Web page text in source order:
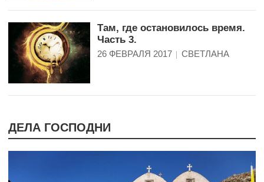
Там, где остановилось время.
Часть 3.
26 ФЕВРАЛЯ 2017 СВЕТЛАНА
ДЕЛА ГОСПОДНИ